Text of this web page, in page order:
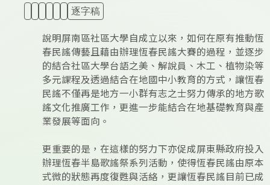
逐字稿
說明屏南區社區大學自成立以來，如何在原有推動恆
春民謠傳藝且藉由辦理恆春民謠大賽的過程，並逐步
的結合社區大學台語之美、解說員、木工、植物染等
多元課程及透過結合在地國中小教育的方式，讓恆春
民謠不僅再是地方一小群有志之士努力傳承的地方歌
謠文化推廣工作，更進一步能結合在地基礎教育與產
業發展等面向。
更重要的是，在這樣的努力下亦促成屏東縣政府投入
辦理恆春半島歌謠祭系列活動，使得恆春民謠由原本
式微的狀態再度復甦與活絡，更讓恆春民謠目前已成